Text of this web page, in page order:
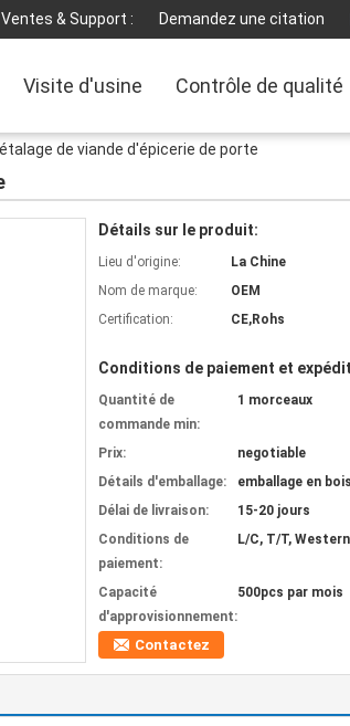
Ventes & Support : Demandez une citation
Visite d'usine Contrôle de qualité
de viande d'épicerie de porte
Détails sur le produit:
Lieu d'origine:
La Chine
Nom de marque:
OEM
Certification:
CE,Rohs
Conditions de paiement et
Quantité de
commande min:
1 morceaux
Prix:
negotiable
Détails d'emballage:
emballage en bois
Délai de livraison:
15-20 jours
Conditions de
paiement:
L/C, T/T,
Capacité
d'approvisionnement:
500pcs par mois
Contactez